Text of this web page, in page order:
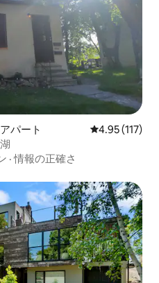
パート レビュー117
4.95 (117)
·情報の正確さ